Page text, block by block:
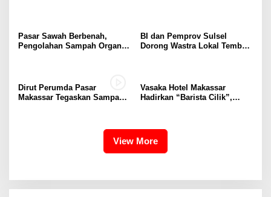
Pasar Sawah Berbenah,
Pengolahan Sampah Organik
BI dan Pemprov Sulsel
Dorong Wastra Lokal Tembus
Dirut Perumda Pasar
Makassar Tegaskan Sampah
Vasaka Hotel Makassar
Hadirkan “Barista Cilik”,
View More